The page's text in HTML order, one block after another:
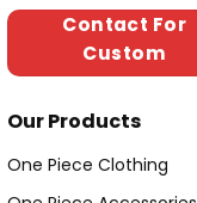
Contact For
Custom
Our Products
One Piece Clothing